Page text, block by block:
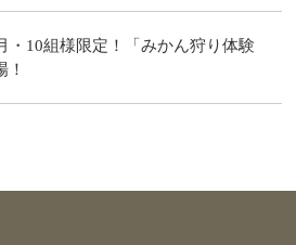
・10組様限定！「みかん狩り体験
！